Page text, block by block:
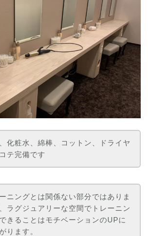
化粧水、綿棒、コットン、ドライヤ
テ完備です
ニングとは関係ない部分ではありま
ラグジュアリーな空間でトレーニン
きることはモチベーションのUPに
ります。